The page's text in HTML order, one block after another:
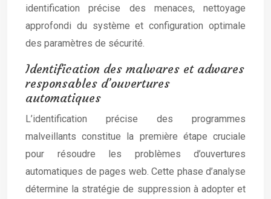
identification précise des menaces, nettoyage
approfondi du système et configuration optimale
des paramètres de sécurité.
Identification des malwares et adwares
responsables d’ouvertures
automatiques
L’identification précise des programmes
malveillants constitue la première étape cruciale
pour résoudre les problèmes d’ouvertures
automatiques de pages web. Cette phase d’analyse
détermine la stratégie de suppression à adopter et